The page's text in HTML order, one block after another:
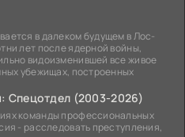
в далеком будущем в Лос-
лет после ядерной войны,
видоизменившей все живое
убежищах, построенных
Спецотдел (2003-2026)
команды профессиональных
- расследовать преступления,